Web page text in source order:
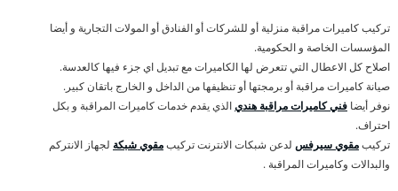
تركيب كاميرات مراقبة منزلية أو للشركات أو الفنادق أو المولات التجارية و أيضا
المؤسسات الخاصة و الحكومية.
اصلاح كل الاعطال التي تتعرض لها الكاميرات مع تبديل اي جزء فيها كالعدسة.
صيانة كاميرات مراقبة أو برمجتها أو تنظيفها من الداخل و الخارج باتقان كبير.
نوفر أيضا فني كاميرات مراقبة هنديالذي يقدم خدمات كاميرات المراقبة و بكل
احتراف.
تركيبمقوي سيرفس لدعن شبكات الانترنت تركيبمقوي شبكة لجهاز الانتركم
والبدالات وكاميرات المراقبة .